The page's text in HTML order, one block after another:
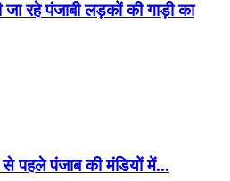
रहे पंजाबी लड़कों की गाड़ी का
पहले पंजाब की मंडियों में...